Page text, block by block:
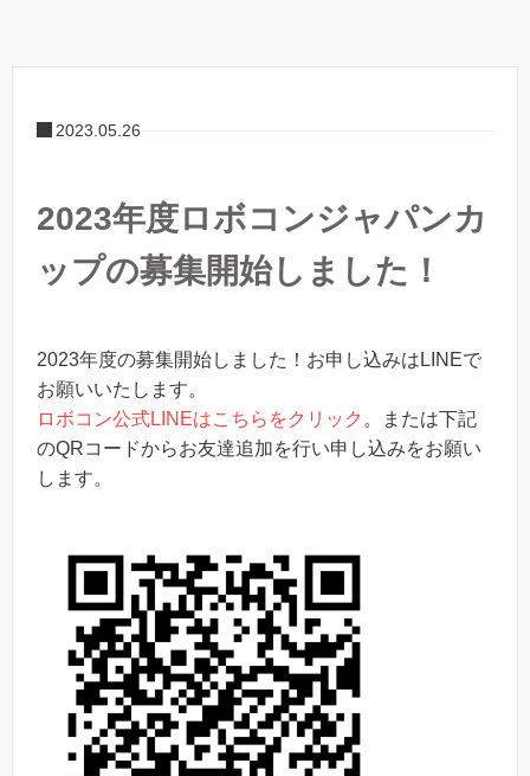
2023.05.26
2023年度ロボコンジャパンカ
ップの募集開始しました！
2023年度の募集開始しました！お申し込みはLINEで
お願いいたします。
ロボコン公式LINEはこちらをクリック 。または下記
のQRコードからお友達追加を行い申し込みをお願い
します。